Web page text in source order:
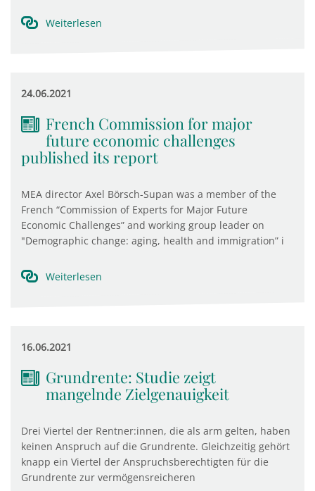
Weiterlesen
24.06.2021
French Commission for major
future economic challenges
published its report
MEA director Axel Börsch-Supan was a member of the
French “Commission of Experts for Major Future
Economic Challenges” and working group leader on
"Demographic change: aging, health and immigration” i
Weiterlesen
16.06.2021
Grundrente: Studie zeigt
mangelnde Zielgenauigkeit
Drei Viertel der Rentner:innen, die als arm gelten, haben
keinen Anspruch auf die Grundrente. Gleichzeitig gehört
knapp ein Viertel der Anspruchsberechtigten für die
Grundrente zur vermögensreicheren